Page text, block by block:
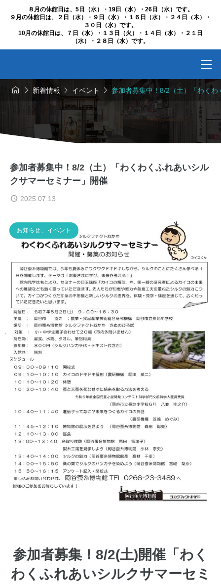
８月の休館日は、5日（水）・19日（水）・26日（水）です。
９月の休館日は、２日（水）・９日（水）・１６日（水）・２４日（木）・
３０日（水）です。
10月の休館日は、７日（水）・１３日（火）・１４日（水）・２１日
（水）・２８日（水）です。
  新着情報 イベント 参加者募集中！8/2（土）「わく
参加者募集中！8/2（土）「わくわくふれあいシル
クサマーセミナー」開催
2025.07.13
お知らせ , イベント
参加者募集！8/2(土)開催「わく
わくふれあいシルクサマーセミ